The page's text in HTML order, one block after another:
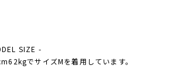
SIZE -
でサイズMを着用しています。